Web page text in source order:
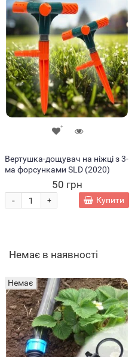
Вертушка-дощувач на ніжці з 3-
ма форсунками SLD (2020)
50 грн
+
- Купити
Немає в наявності
Немає